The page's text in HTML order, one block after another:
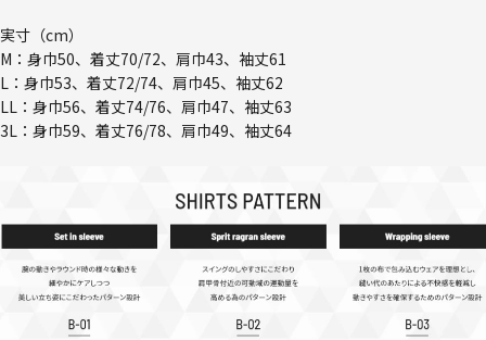
実寸（cm）
M：身巾50、着丈70/72、肩巾43、袖丈61
L：身巾53、着丈72/74、肩巾45、袖丈62
LL：身巾56、着丈74/76、肩巾47、袖丈63
3L：身巾59、着丈76/78、肩巾49、袖丈64